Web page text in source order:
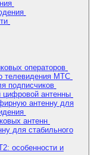
операторов
телевидения МТС
подписчиков
антенны
антенну для
антенн
для стабильного
особенности и